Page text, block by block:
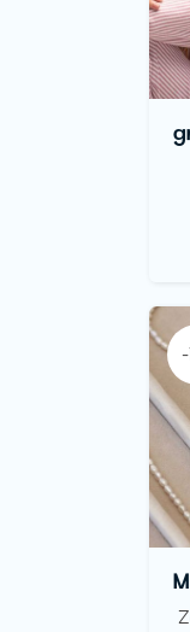
-